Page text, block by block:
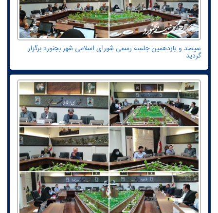
سیصد و یازدهمین جلسه رسمی شورای اسلامی شهر بجنورد برگزار
گردید